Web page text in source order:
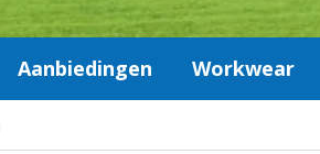
Aanbiedingen Workwear